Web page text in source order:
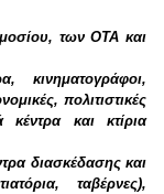
των ΟΤΑ και
κινηματογράφοι,
πολιτιστικές
κέντρα και κτίρια
διασκέδασης και
ταβέρνες),